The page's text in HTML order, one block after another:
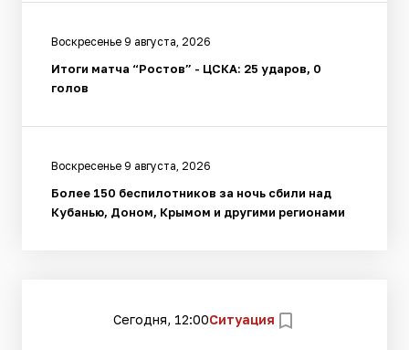
Воскресенье 9 августа, 2026
Итоги матча “Ростов” - ЦСКА: 25 ударов, 0
голов
Воскресенье 9 августа, 2026
Более 150 беспилотников за ночь сбили над
Кубанью, Доном, Крымом и другими регионами
Сегодня, 12:00Ситуация